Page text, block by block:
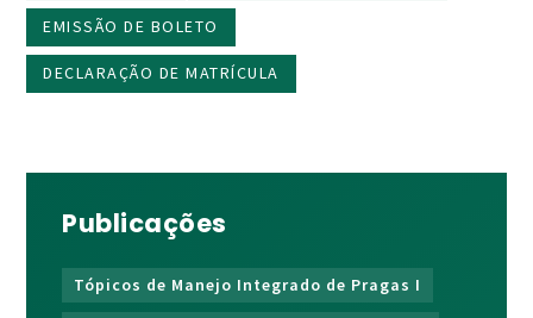
EMISSÃO DE BOLETO
DECLARAÇÃO DE MATRÍCULA
Publicações
Tópicos de Manejo Integrado de Pragas I